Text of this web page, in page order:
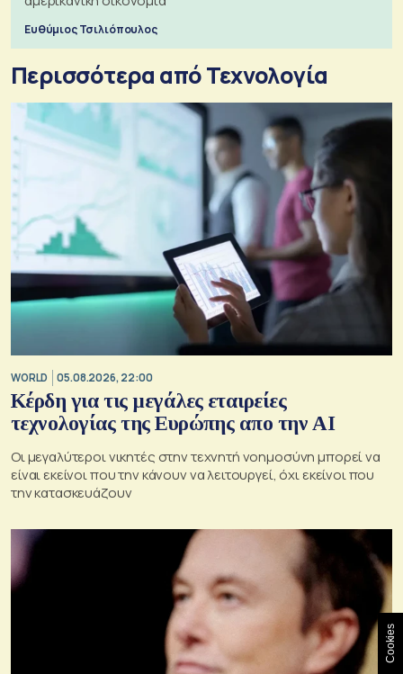
Ευθύμιος Τσιλιόπουλος
Περισσότερα από Τεχνολογία
WORLD 05.08.2026, 22:00
Κέρδη για τις μεγάλες εταιρείες
τεχνολογίας της Ευρώπης απο την AI
Οι μεγαλύτεροι νικητές στην τεχνητή νοημοσύνη μπορεί να
είναι εκείνοι που την κάνουν να λειτουργεί, όχι εκείνοι που
την κατασκευάζουν
Cookies